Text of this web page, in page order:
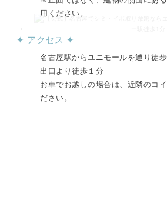
用ください。
✦ アクセス ✦
名古屋駅からユニモールを通り徒
出口より徒歩１分
お車でお越しの場合は、近隣のコ
ださい。